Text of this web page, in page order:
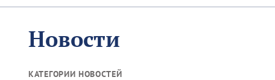
Новости
КАТЕГОРИИ НОВОСТЕЙ